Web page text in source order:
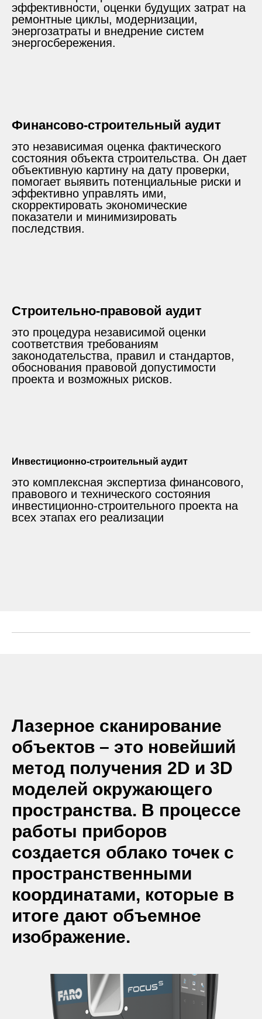
эффективности, оценки будущих затрат на
ремонтные циклы, модернизации,
энергозатраты и внедрение систем
энергосбережения.
Финансово-строительный аудит
это независимая оценка фактического
состояния объекта строительства. Он дает
объективную картину на дату проверки,
помогает выявить потенциальные риски и
эффективно управлять ими,
скорректировать экономические
показатели и минимизировать
последствия.
Строительно-правовой аудит
это процедура независимой оценки
соответствия требованиям
законодательства, правил и стандартов,
обоснования правовой допустимости
проекта и возможных рисков.
Инвестиционно-строительный аудит
это комплексная экспертиза финансового,
правового и технического состояния
инвестиционно-строительного проекта на
всех этапах его реализации
Лазерное сканирование
объектов – это новейший
метод получения 2D и 3D
моделей окружающего
пространства. В процессе
работы приборов
создается облако точек с
пространственными
координатами, которые в
итоге дают объемное
изображение.